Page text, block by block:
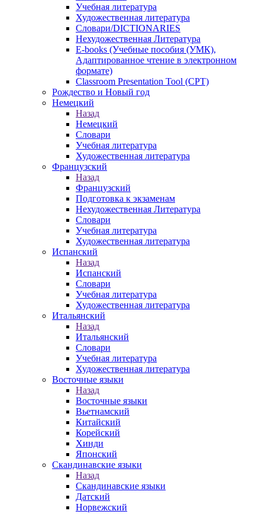
Учебная литература
Художественная литература
Словари/DICTIONARIES
Нехудожественная Литература
E-books (Учебные пособия (УМК),
Адаптированное чтение в электронном
формате)
Classroom Presentation Tool (CPT)
Рождество и Новый год
Немецкий
Назад
Немецкий
Словари
Учебная литература
Художественная литература
Французский
Назад
Французский
Подготовка к экзаменам
Нехудожественная Литература
Словари
Учебная литература
Художественная литература
Испанский
Назад
Испанский
Словари
Учебная литература
Художественная литература
Итальянский
Назад
Итальянский
Словари
Учебная литература
Художественная литература
Восточные языки
Назад
Восточные языки
Вьетнамский
Китайский
Корейский
Хинди
Японский
Скандинавские языки
Назад
Скандинавские языки
Датский
Норвежский